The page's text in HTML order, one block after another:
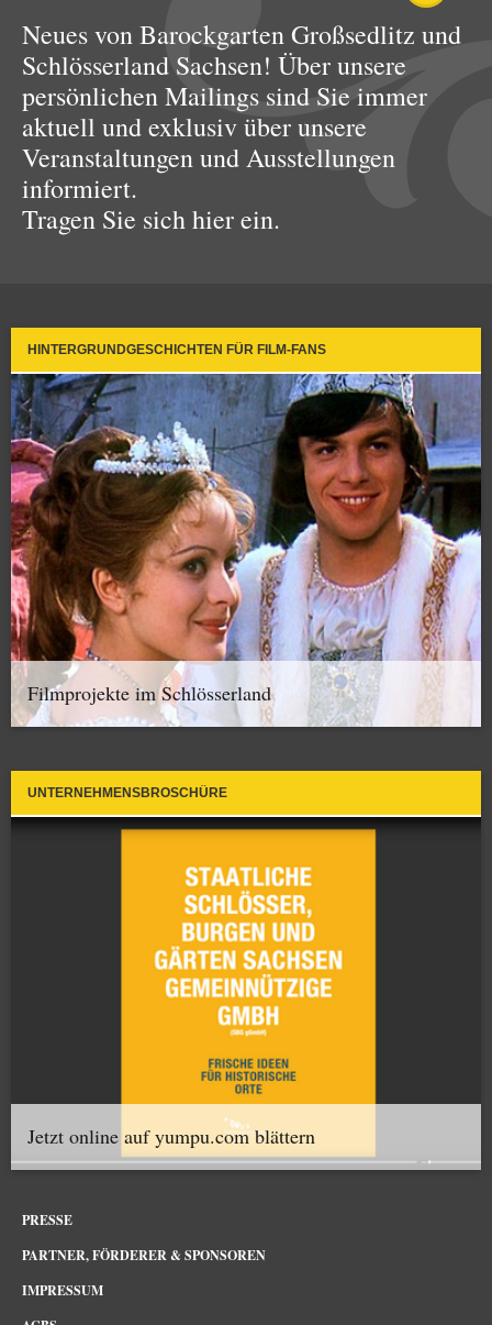
Neues von Barockgarten Großsedlitz und
Schlösserland Sachsen! Über unsere
persönlichen Mailings sind Sie immer
aktuell und exklusiv über unsere
Veranstaltungen und Ausstellungen
informiert.
Tragen Sie sich hier ein.
HINTERGRUNDGESCHICHTEN FÜR FILM-FANS
Filmprojekte im Schlösserland
UNTERNEHMENSBROSCHÜRE
Jetzt online auf yumpu.com blättern
PRESSE
PARTNER, FÖRDERER & SPONSOREN
IMPRESSUM